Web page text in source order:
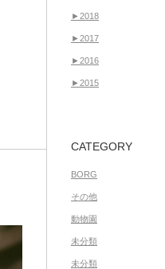
►2018
►2017
►2016
►2015
CATEGORY
BORG
その他
動物園
未分類
未分類